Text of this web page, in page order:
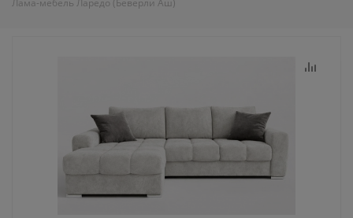
Лама-мебель Ларедо (Беверли Аш)